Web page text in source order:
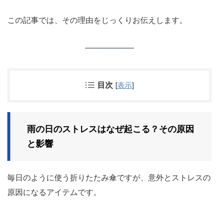
この記事では、その理由をじっくりお伝えします。
目次 [表示]
雨の日のストレスはなぜ起こる？その原因
と影響
毎日のように使う折りたたみ傘ですが、意外とストレスの
原因になるアイテムです。